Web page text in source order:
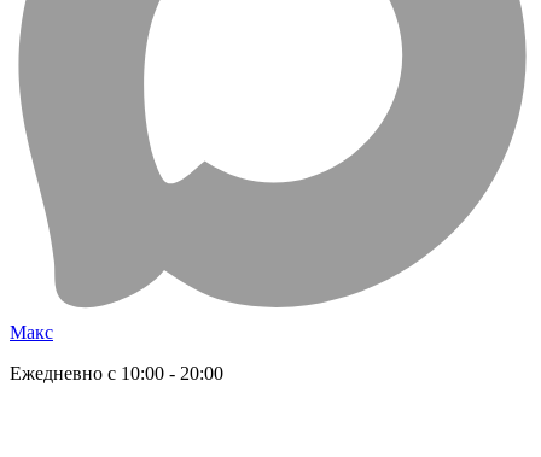
Макс
Ежедневно с 10:00 - 20:00